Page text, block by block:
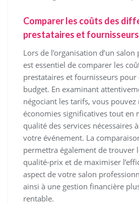
Comparer les coûts des
prestataires et
Lors de l’organisation d’un
est essentiel de comparer les
prestataires et fournisseurs
budget. En examinant
négociant les tarifs, vous pouvez
économies significatives tout en
qualité des services nécessaires
votre événement. La
permettra également de trouver
qualité-prix et de maximiser
aspect de votre salon
ainsi à une gestion financière
rentable.